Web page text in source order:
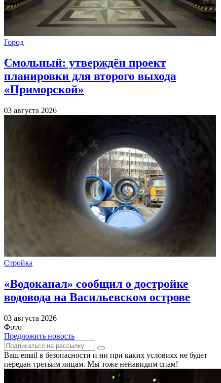
Город
Смольный: утверждён проект
планировки для второго выхода
«Приморской»
03 августа 2026
Стройка
«Водоканал» сообщил о достройке
водовода на Васильевском острове
03 августа 2026
Фото
Предложить новость
Ваш email в безопасности и ни при каких условиях не будет
передан третьим лицам. Мы тоже ненавидим спам!